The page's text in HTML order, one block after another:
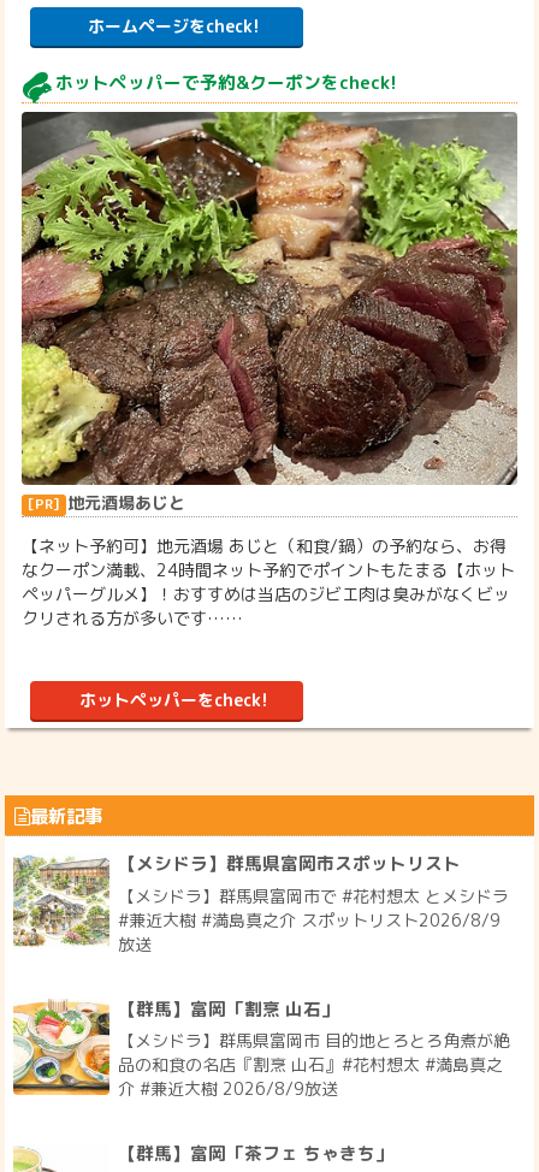
ホームページをcheck!
ホットペッパーで予約&クーポンをcheck!
地元酒場あじと
【ネット予約可】地元酒場 あじと（和食/鍋）の予約なら、お得
なクーポン満載、24時間ネット予約でポイントもたまる【ホット
ペッパーグルメ】！おすすめは当店のジビエ肉は臭みがなくビッ
クリされる方が多いです……
ホットペッパーをcheck!
最新記事
【メシドラ】群馬県富岡市スポットリスト
【メシドラ】群馬県富岡市で #花村想太 とメシドラ
#兼近大樹 #満島真之介 スポットリスト2026/8/9
放送
【群馬】富岡「割烹 山石」
【メシドラ】群馬県富岡市 目的地とろとろ角煮が絶
品の和食の名店『割烹 山石』#花村想太 #満島真之
介 #兼近大樹 2026/8/9放送
【群馬】富岡「茶フェ ちゃきち」